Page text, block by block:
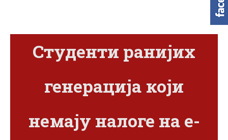
Студенти ранијих
генерација који
немају налоге на е-